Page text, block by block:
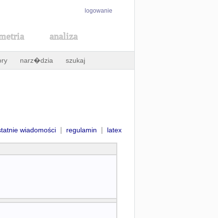
logowanie
analiza
narz�dzia szukaj
wiadomości | regulamin | latex